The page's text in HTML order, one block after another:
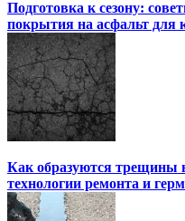
Подготовка к сезону:
покрытия на асфальт для
Как образуются трещины
технологии ремонта и